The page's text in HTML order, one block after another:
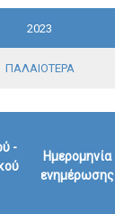
2023
ΠΑΛΑΙΌΤΕΡΑ
-
Ημερομηνία
ενημέρωσης